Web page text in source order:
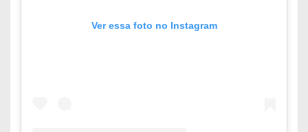
Ver essa foto no Instagram